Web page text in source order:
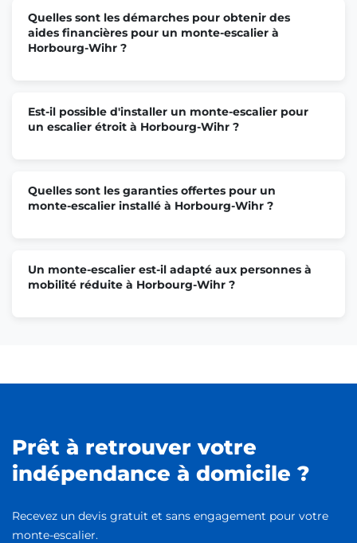
Quelles sont les démarches pour obtenir des
aides financières pour un monte-escalier à
Horbourg-Wihr ?
Est-il possible d'installer un monte-escalier pour
un escalier étroit à Horbourg-Wihr ?
Quelles sont les garanties offertes pour un
monte-escalier installé à Horbourg-Wihr ?
Un monte-escalier est-il adapté aux personnes à
mobilité réduite à Horbourg-Wihr ?
Prêt à retrouver votre
indépendance à domicile ?
Recevez un devis gratuit et sans engagement pour votre
monte-escalier.